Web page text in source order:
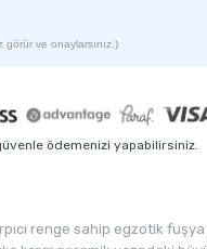
ve onaylarsınız.)
ödemenizi yapabilirsiniz.
renge sahip egzotik